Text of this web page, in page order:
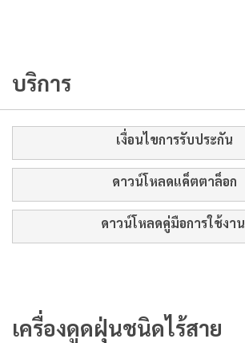
บริการ
เงื่อนไขการรับประกัน
ดาวน์โหลดแค็ตตาล็อก
ดาวน์โหลดคู่มือการใช้งาน
เครื่องดูดฝุ่นชนิดไร้สาย